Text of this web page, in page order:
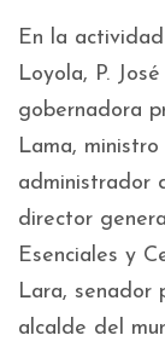
En la
Loyola, P.
gobernadora
Lama,
administrador
director
Esenciales y
Lara, senador
alcalde del